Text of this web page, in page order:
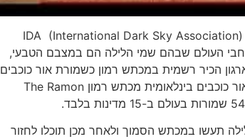
אחת משמורות אור כוכבים ברחבי העולם נמצאת כאן אצלנו, במכתש רמון. ארגון IDA (International Dark Sky Association)
העולם שבהם שמי הלילה הם במצבם הטבעי,
הכיר רשמית במכתש רמון כשמורת אור כוכבים
בינלאומיתInternational Dark Sky Park ובכך הוכרזה השמורה בשם: שמורת אור כוכבים בינלאומית מכתש רמון The Ramon
תעשו במכתש הסמוך ולאחר מכן תוכלו לחזור